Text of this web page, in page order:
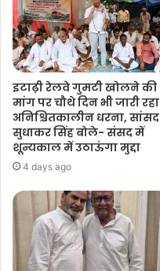
इटाढ़ी रेलवे गुमटी खोलने की
मांग पर चौथे दिन भी जारी रहा
अनिश्चितकालीन धरना, सांसद
सुधाकर सिंह बोले- संसद में
शून्यकाल में उठाऊंगा मुद्दा
4 days ago